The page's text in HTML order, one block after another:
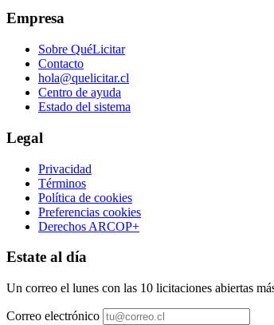
Empresa
Sobre QuéLicitar
Contacto
hola@quelicitar.cl
Centro de ayuda
Estado del sistema
Legal
Privacidad
Términos
Política de cookies
Preferencias cookies
Derechos ARCOP+
Estate al día
Un correo el lunes con las 10 licitaciones abiertas
Correo electrónico